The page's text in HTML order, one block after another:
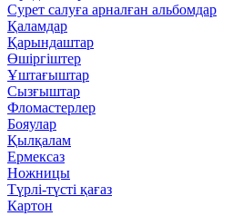
Сурет салуға арналған альбомдар
Қаламдар
Қарындаштар
Өшіргіштер
Ұштағыштар
Сызғыштар
Фломастерлер
Бояулар
Қылқалам
Ермексаз
Ножницы
Түрлі-түсті қағаз
Картон